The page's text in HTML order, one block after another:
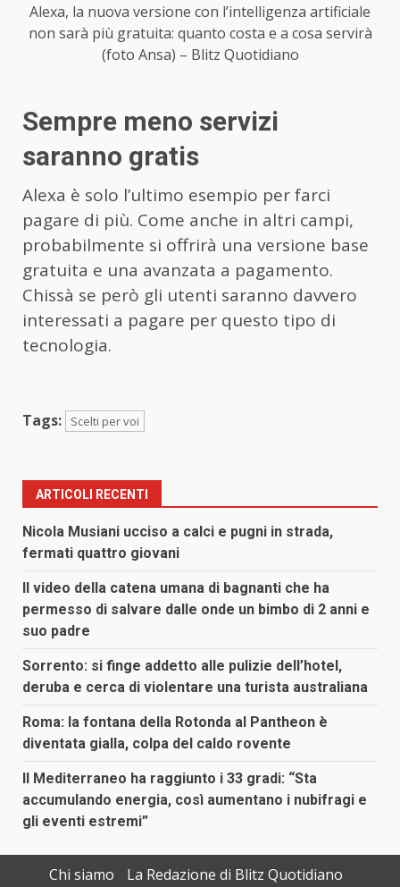
Alexa, la nuova versione con l’intelligenza artificiale
non sarà più gratuita: quanto costa e a cosa servirà
(foto Ansa) – Blitz Quotidiano
Sempre meno servizi
saranno gratis
Alexa è solo l’ultimo esempio per farci
pagare di più. Come anche in altri campi,
probabilmente si offrirà una versione base
gratuita e una avanzata a pagamento.
Chissà se però gli utenti saranno davvero
interessati a pagare per questo tipo di
tecnologia.
Tags: Scelti per voi
ARTICOLI RECENTI
Nicola Musiani ucciso a calci e pugni in strada,
fermati quattro giovani
Il video della catena umana di bagnanti che ha
permesso di salvare dalle onde un bimbo di 2 anni e
suo padre
Sorrento: si finge addetto alle pulizie dell’hotel,
deruba e cerca di violentare una turista australiana
Roma: la fontana della Rotonda al Pantheon è
diventata gialla, colpa del caldo rovente
Il Mediterraneo ha raggiunto i 33 gradi: “Sta
accumulando energia, così aumentano i nubifragi e
gli eventi estremi”
Chi siamo
La Redazione di Blitz Quotidiano